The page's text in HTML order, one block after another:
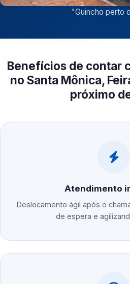
"Guincho perto
Benefícios de contar
no Santa Mônica,
próximo
Atendimento
Deslocamento ágil após o
de espera e